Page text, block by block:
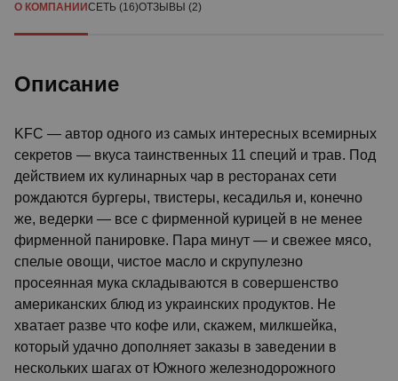
О КОМПАНИИСЕТЬ (16)ОТЗЫВЫ (2)
Описание
KFC — автор одного из самых интересных всемирных
секретов — вкуса таинственных 11 специй и трав. Под
действием их кулинарных чар в ресторанах сети
рождаются бургеры, твистеры, кесадилья и, конечно
же, ведерки — все с фирменной курицей в не менее
фирменной панировке. Пара минут — и свежее мясо,
спелые овощи, чистое масло и скрупулезно
просеянная мука складываются в совершенство
американских блюд из украинских продуктов. Не
хватает разве что кофе или, скажем, милкшейка,
который удачно дополняет заказы в заведении в
нескольких шагах от Южного железнодорожного